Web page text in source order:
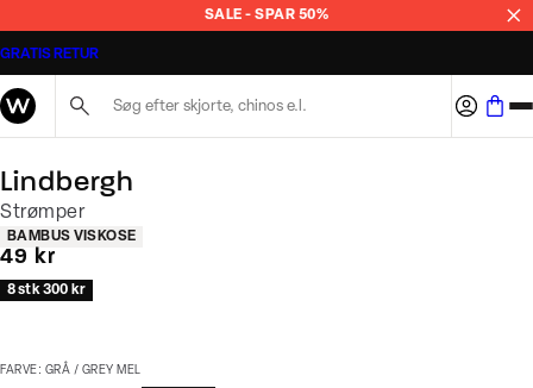
SALE - SPAR 50%
GRATIS RETUR
Lindbergh
Strømper
Produkt egenskaber
BAMBUS VISKOSE
I alt (inkl. rabat)
49 kr
8 stk 300 kr
FARVE: GRÅ / GREY MEL